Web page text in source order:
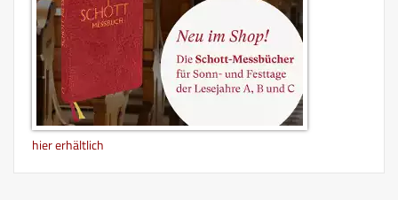
hier erhältlich